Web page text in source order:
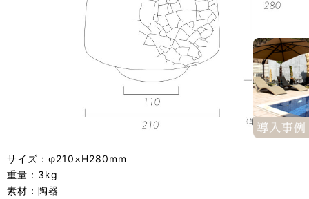
サイズ：φ210×H280mm
重量：3kg
素材：陶器